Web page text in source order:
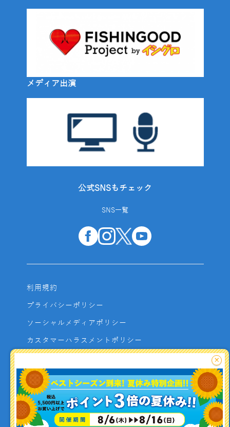
メディア出演
公式SNSもチェック
SNS一覧
利用規約
プライバシーポリシー
ソーシャルメディアポリシー
カスタマーハラスメントポリシー
よくあるご質問
お問い合わせ
利用者資金の保全方法
×